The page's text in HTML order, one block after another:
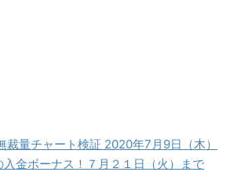
裁量チャート検証 2020年7月9日（木）
金ボーナス！７月２１日（火）まで